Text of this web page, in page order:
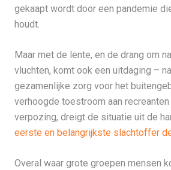
gekaapt wordt door een pandemie
houdt.
Maar met de lente, en de drang om
vluchten, komt ook een uitdaging –
gezamenlijke zorg voor het
verhoogde toestroom aan
verpozing, dreigt de situatie uit de
eerste en belangrijkste slachtoffer
Overal waar grote groepen mensen